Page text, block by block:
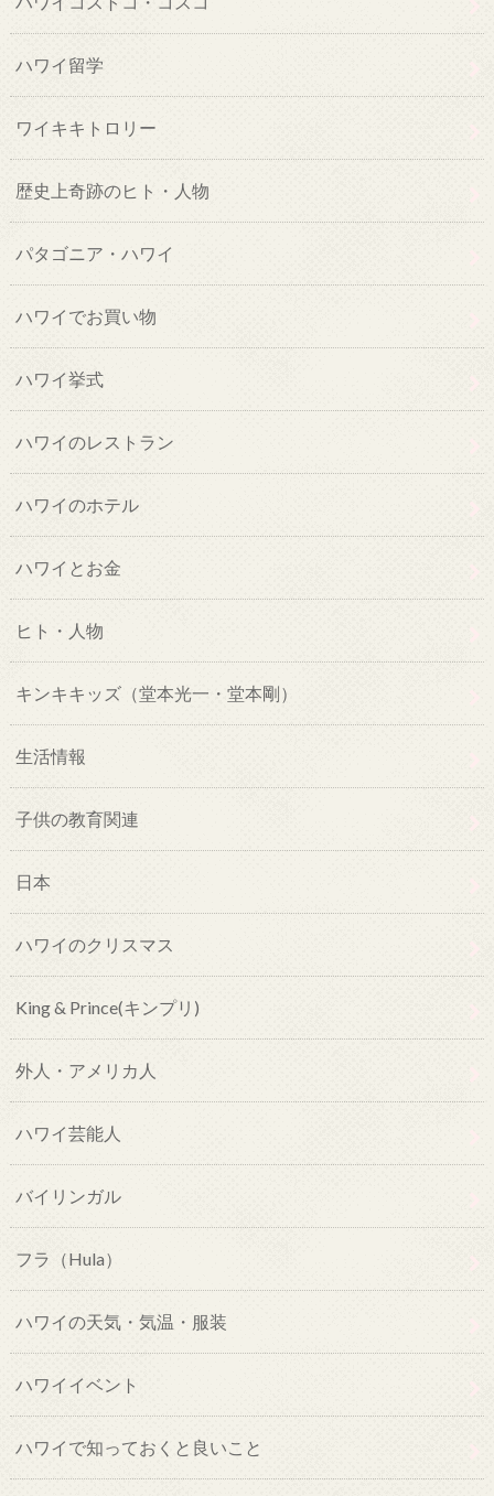
ハワイ留学
ワイキキトロリー
歴史上奇跡のヒト・人物
パタゴニア・ハワイ
ハワイでお買い物
ハワイ挙式
ハワイのレストラン
ハワイのホテル
ハワイとお金
ヒト・人物
キンキキッズ（堂本光一・堂本剛）
生活情報
子供の教育関連
日本
ハワイのクリスマス
King & Prince(キンプリ)
外人・アメリカ人
ハワイ芸能人
バイリンガル
フラ（Hula）
ハワイの天気・気温・服装
ハワイイベント
ハワイで知っておくと良いこと